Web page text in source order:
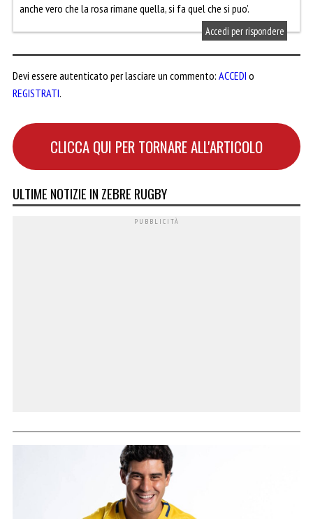
anche vero che la rosa rimane quella, si fa quel che si puo’.
Accedi per rispondere
Devi essere autenticato per lasciare un commento: ACCEDI o
REGISTRATI.
CLICCA QUI PER TORNARE ALL'ARTICOLO
ULTIME NOTIZIE IN ZEBRE RUGBY